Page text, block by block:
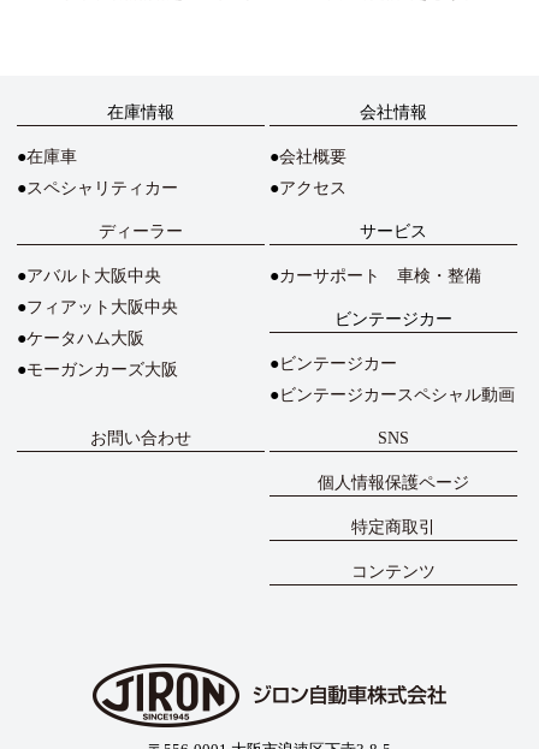
在庫情報
在庫車
スペシャリティカー
会社情報
会社概要
アクセス
ディーラー
アバルト大阪中央
フィアット大阪中央
ケータハム大阪
モーガンカーズ大阪
サービス
カーサポート 車検・整備
ビンテージカー
ビンテージカー
ビンテージカースペシャル動画
お問い合わせ SNS
個人情報保護ページ
特定商取引
コンテンツ